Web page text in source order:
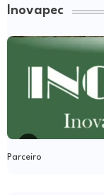
Inovapec
Parceiro